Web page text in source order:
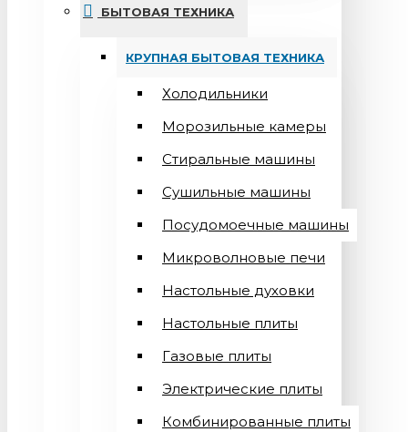
БЫТОВАЯ ТЕХНИКА
КРУПНАЯ БЫТОВАЯ ТЕХНИКА
Холодильники
Морозильные камеры
Стиральные машины
Сушильные машины
Посудомоечные машины
Микроволновые печи
Настольные духовки
Настольные плиты
Газовые плиты
Электрические плиты
Комбинированные плиты